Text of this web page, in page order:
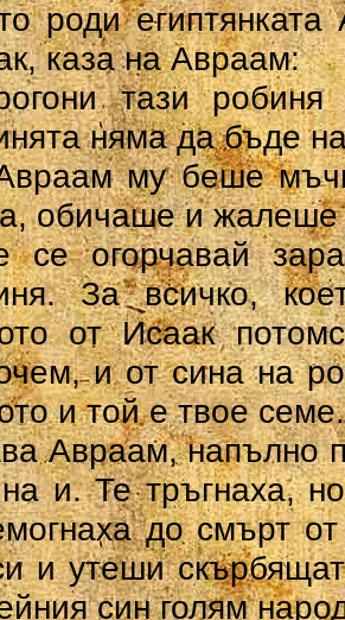
роди
каза на Авраам:
тази
няма да бъде
му беше
обичаше и жалеше
се огорчавай
За всичко,
от Исаак
и от сина на
и той е твое семе.
Авраам, напълно
и. Те тръгнаха,
до смърт
и утеши
син голям